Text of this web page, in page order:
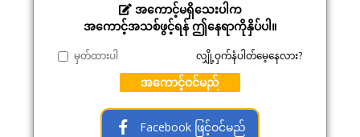
အကောင့်မရှိသေးပါက
အကောင့်အသစ်ဖွင့်ရန် ဤနေရာကိုနှိပ်ပါ။
မှတ်ထားပါ လျှို့ဝှက်နံပါတ်မေ့နေလား?
အကောင့်ဝင်မည်
Facebook ဖြင့်ဝင်မည်